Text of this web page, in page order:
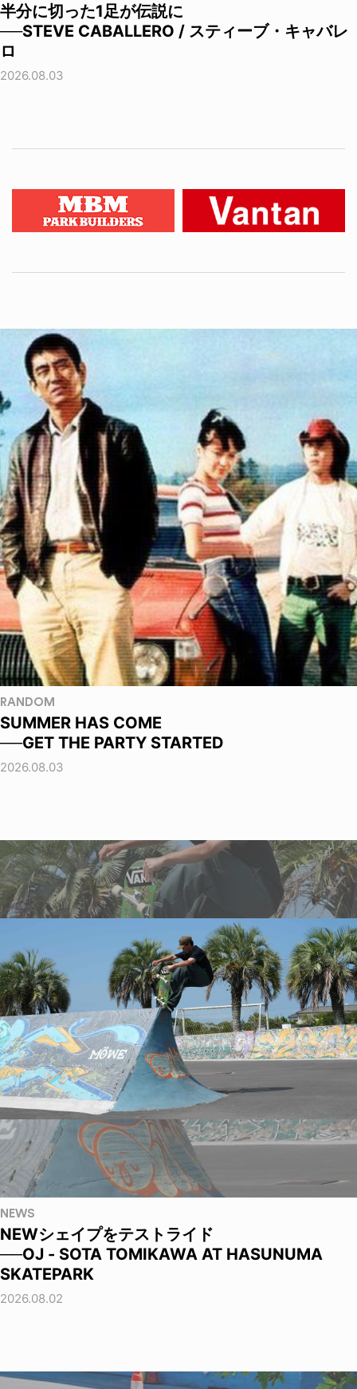
半分に切った1足が伝説に
──STEVE CABALLERO / スティーブ・キャバレ
ロ
2026.08.03
RANDOM
SUMMER HAS COME
──GET THE PARTY STARTED
2026.08.03
NEWS
NEWシェイプをテストライド
──OJ - SOTA TOMIKAWA AT HASUNUMA
SKATEPARK
2026.08.02